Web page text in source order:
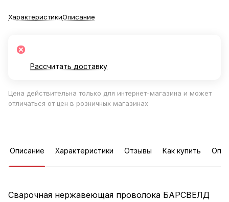
ХарактеристикиОписание
Рассчитать доставку
Цена действительна только для интернет-магазина и может
отличаться от цен в розничных магазинах
Описание Характеристики Отзывы Как купить
Сварочная нержавеющая проволока БАРСВЕЛД